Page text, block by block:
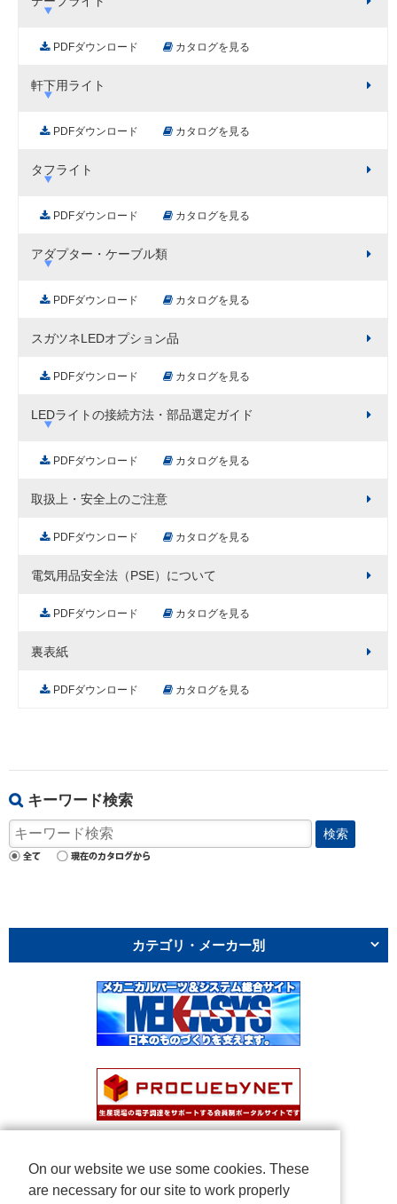
PDFダウンロード カタログを見る
軒下用ライト
PDFダウンロード カタログを見る
タフライト
PDFダウンロード カタログを見る
アダプター・ケーブル類
PDFダウンロード カタログを見る
スガツネLEDオプション品
PDFダウンロード カタログを見る
LEDライトの接続方法・部品選定ガイド
PDFダウンロード カタログを見る
取扱上・安全上のご注意
PDFダウンロード カタログを見る
電気用品安全法（PSE）について
PDFダウンロード カタログを見る
裏表紙
PDFダウンロード カタログを見る
キーワード検索
検索
カテゴリ・メーカー別
On our website we use some cookies. These
are necessary for our site to work properly